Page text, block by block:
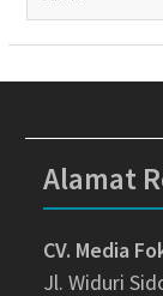
Alamat
CV. Media
Jl. Widuri